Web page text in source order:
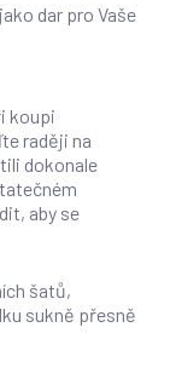
dar pro Vaše
koupi
raději na
dokonale
aby se
šatů,
sukně přesně